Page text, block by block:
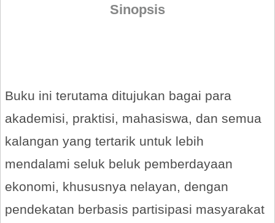
Sinopsis
Buku ini terutama ditujukan bagai para
akademisi, praktisi, mahasiswa, dan semua
kalangan yang tertarik untuk lebih
mendalami seluk beluk pemberdayaan
ekonomi, khususnya nelayan, dengan
pendekatan berbasis partisipasi masyarakat